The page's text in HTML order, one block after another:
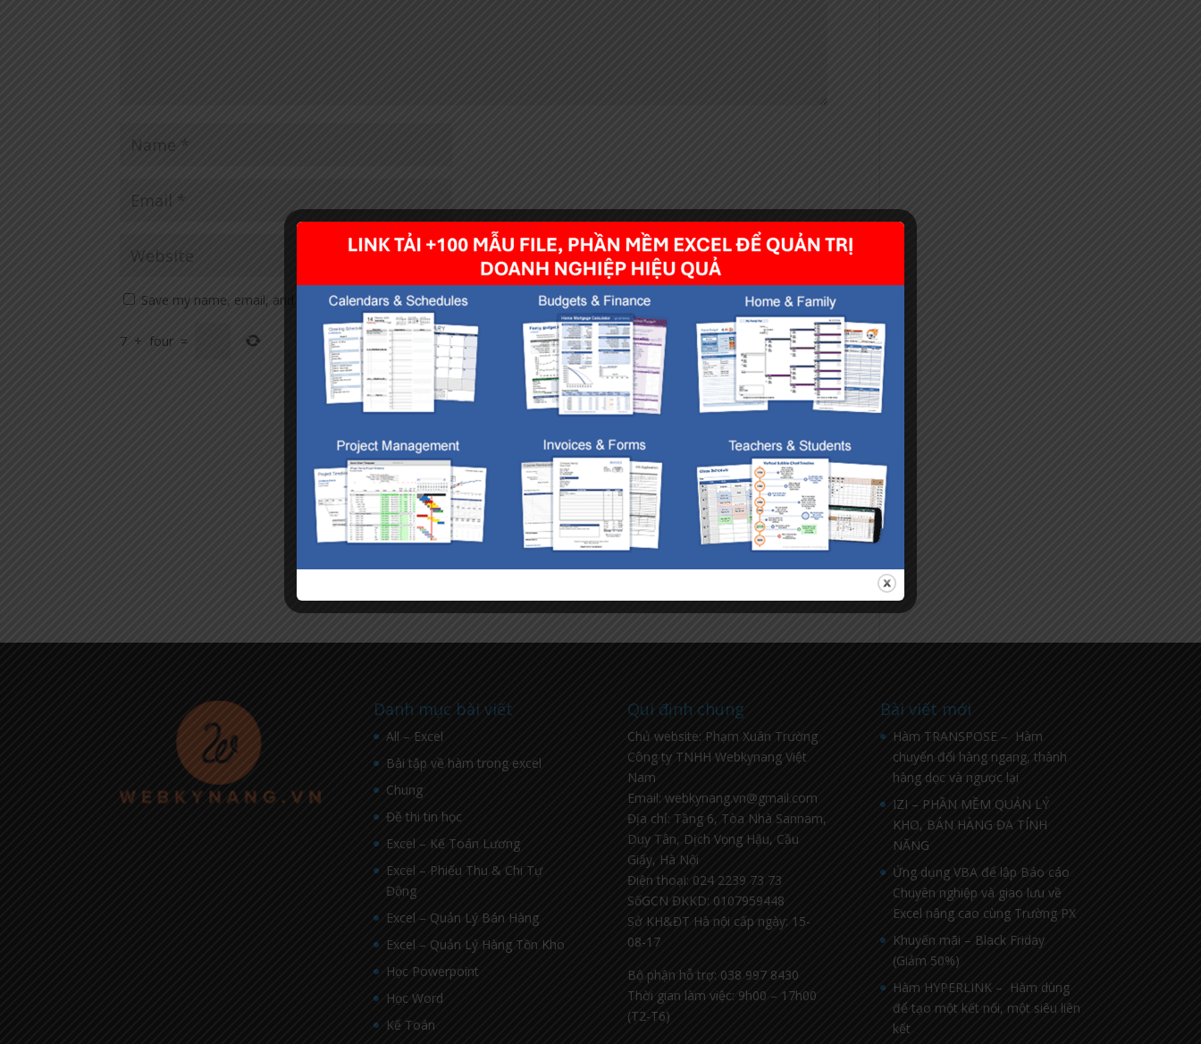
Save my name, email, and website in this browser for the next time I comment.
7 + four =
Danh mục bài viết
All – Excel
Bài tập về hàm trong excel
Chung
Đề thi tin học
Excel – Kế Toán Lương
Excel – Phiếu Thu & Chi Tự
Động
Excel – Quản Lý Bán Hàng
Excel – Quản Lý Hàng Tồn Kho
Học Powerpoint
Học Word
Kế Toán
Qui định chung
Chủ website: Phạm Xuân Trường
Công ty TNHH Webkynang Việt
Nam
Email: webkynang.vn@gmail.com
Địa chỉ: Tầng 6, Tòa Nhà Sannam,
Duy Tân, Dịch Vọng Hậu, Cầu
Giấy, Hà Nội
Điện thoại: 024 2239 73 73
SốGCN ĐKKD: 0107959448
Sở KH&ĐT Hà nội cấp ngày: 15-
08-17
Bộ phận hỗ trợ: 038 997 8430
Thời gian làm việc: 9h00 – 17h00
(T2-T6)
Bài viết mới
Hàm TRANSPOSE – Hàm
chuyển đổi hàng ngang, thành
hàng dọc và ngược lại
IZI – PHẦN MỀM QUẢN LÝ
KHO, BÁN HÀNG ĐA TÍNH
NĂNG
Ứng dụng VBA để lập Báo cáo
Chuyên nghiệp và giao lưu về
Excel nâng cao cùng Trường PX
Khuyến mãi – Black Friday
(Giảm 50%)
Hàm HYPERLINK – Hàm dùng
để tạo một kết nối, một siêu liên
kết